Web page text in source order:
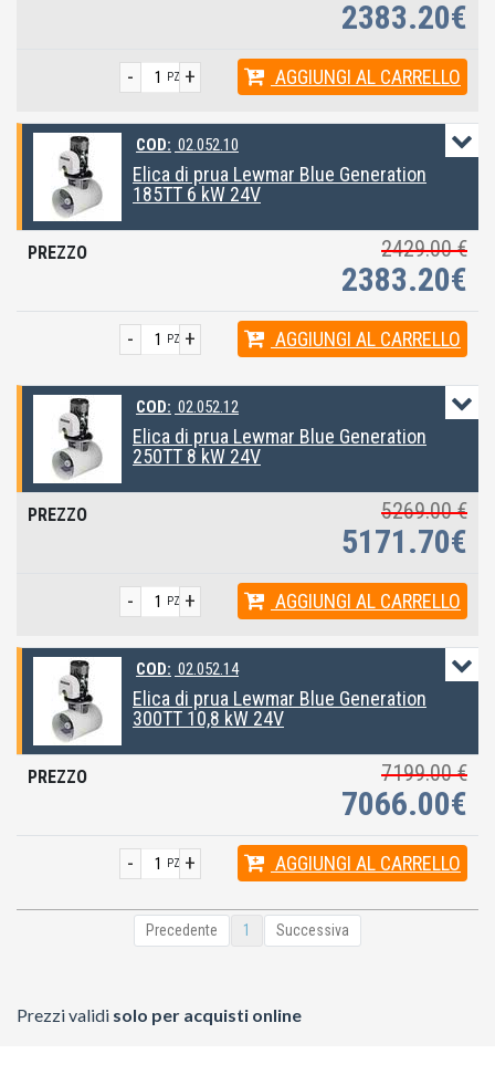
2383.20€
+
- PZ AGGIUNGI AL CARRELLO
COD: 02.052.10
Elica di prua Lewmar Blue Generation
185TT 6 kW 24V
2429.00 €
2383.20€
+
- PZ AGGIUNGI AL CARRELLO
COD: 02.052.12
Elica di prua Lewmar Blue Generation
250TT 8 kW 24V
5269.00 €
5171.70€
+
- PZ AGGIUNGI AL CARRELLO
COD: 02.052.14
Elica di prua Lewmar Blue Generation
300TT 10,8 kW 24V
7199.00 €
7066.00€
+
- PZ AGGIUNGI AL CARRELLO
Precedente 1 Successiva
Prezzi validi solo per acquisti online